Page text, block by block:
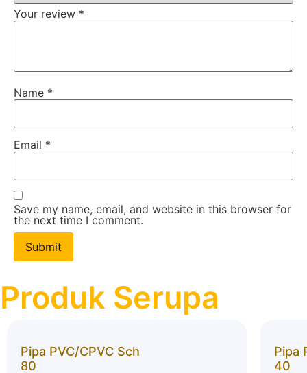
Your review *
Name *
Email *
Save my name, email, and website in this browser for
the next time I comment.
Produk Serupa
Pipa PVC/CPVC Sch
80
Pipa
40